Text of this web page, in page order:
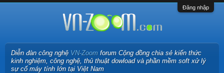
Đăng nhập
Diễn đàn công nghệ VN-Zoom forum Cộng đồng chia sẻ kiến thức
kinh nghiệm, công nghệ, thủ thuật dowload và phần mềm soft xử lý
sự cố máy tính lớn tại Việt Nam